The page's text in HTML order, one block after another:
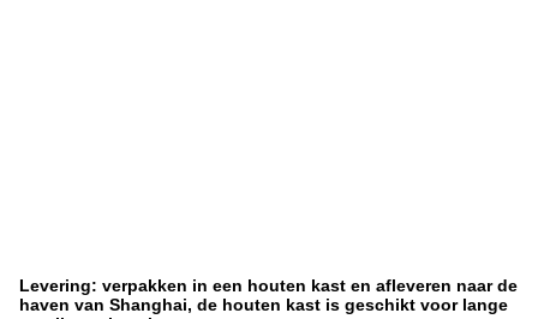
Levering: verpakken in een houten kast en afleveren naar de
haven van Shanghai, de houten kast is geschikt voor lange